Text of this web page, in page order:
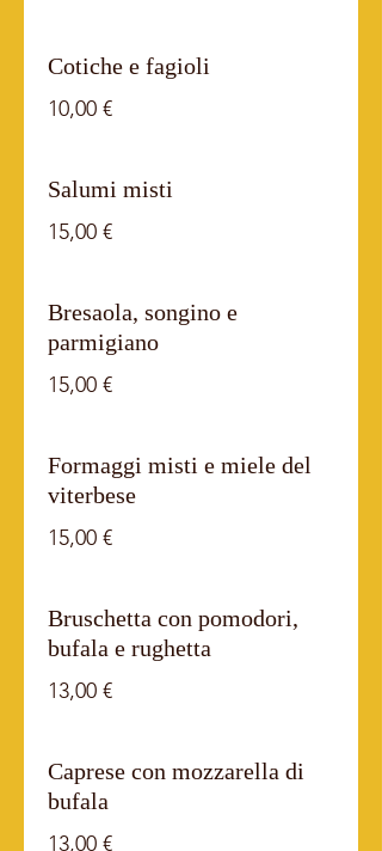
Cotiche e fagioli
10,00 €
Salumi misti
15,00 €
Bresaola, songino e
parmigiano
15,00 €
Formaggi misti e miele del
viterbese
15,00 €
Bruschetta con pomodori,
bufala e rughetta
13,00 €
Caprese con mozzarella di
bufala
13,00 €